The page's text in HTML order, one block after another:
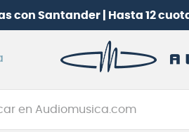
con Santander | Hasta 12
en Audiomusica.com